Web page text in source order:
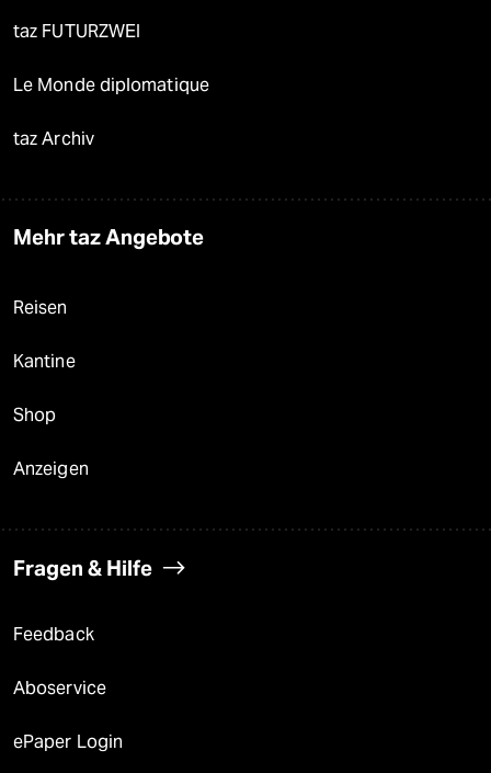
taz FUTURZWEI
Le Monde diplomatique
taz Archiv
Mehr taz Angebote
Reisen
Kantine
Shop
Anzeigen
Fragen & Hilfe
Feedback
Aboservice
ePaper Login